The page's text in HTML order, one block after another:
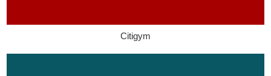
Citigym